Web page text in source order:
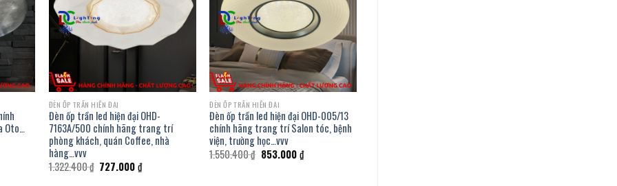
Oto…
ĐÈN ỐP TRẦN HIỆN ĐẠI
Đèn ốp trần led hiện đại OHD-
7163A/500 chính hãng trang trí
phòng khách, quán Coffee, nhà
hàng…vvv
1.322.400₫ Giá
gốc
727.000₫Giá
ĐÈN ỐP TRẦN HIỆN ĐẠI
Đèn ốp trần led hiện đại OHD-005/13
chính hãng trang trí Salon tóc, bệnh
viện, trường học…vvv
1.550.400₫ Giá
gốc
853.000₫Giá
hiện